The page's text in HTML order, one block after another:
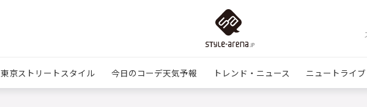
東京ストリートスタイル 今日のコーデ天気予報 トレンド・ニュース ニュートライブ